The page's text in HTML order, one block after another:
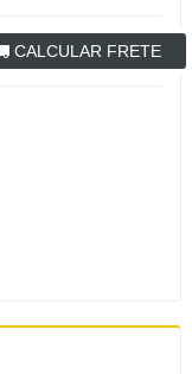
CALCULAR FRETE